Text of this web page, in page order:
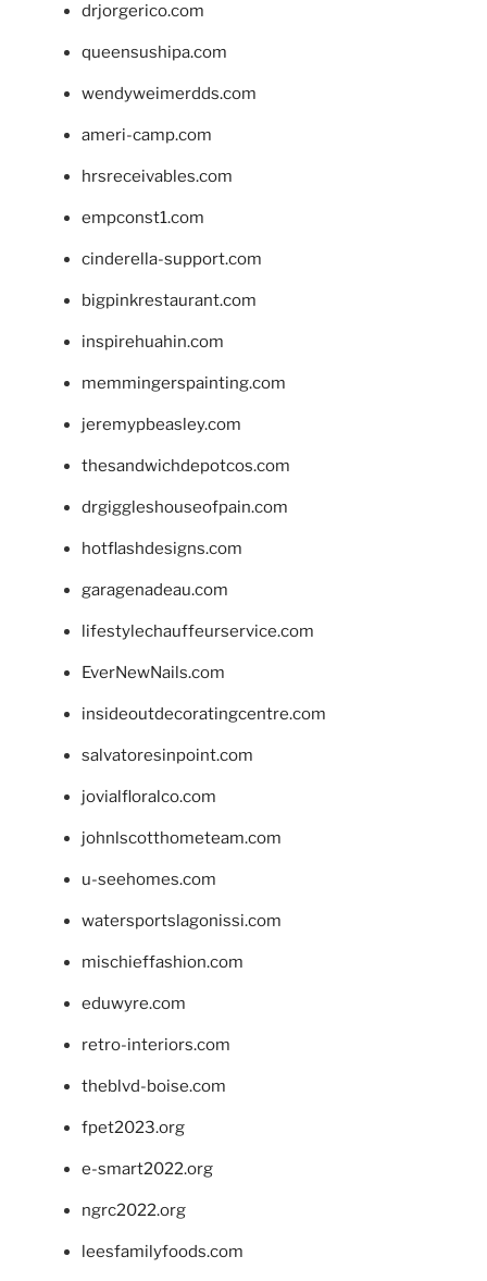
drjorgerico.com
queensushipa.com
wendyweimerdds.com
ameri-camp.com
hrsreceivables.com
empconst1.com
cinderella-support.com
bigpinkrestaurant.com
inspirehuahin.com
memmingerspainting.com
jeremypbeasley.com
thesandwichdepotcos.com
drgiggleshouseofpain.com
hotflashdesigns.com
garagenadeau.com
lifestylechauffeurservice.com
EverNewNails.com
insideoutdecoratingcentre.com
salvatoresinpoint.com
jovialfloralco.com
johnlscotthometeam.com
u-seehomes.com
watersportslagonissi.com
mischieffashion.com
eduwyre.com
retro-interiors.com
theblvd-boise.com
fpet2023.org
e-smart2022.org
ngrc2022.org
leesfamilyfoods.com